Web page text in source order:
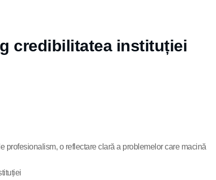
credibilitatea instituției
profesionalism, o reflectare clară a problemelor care macină